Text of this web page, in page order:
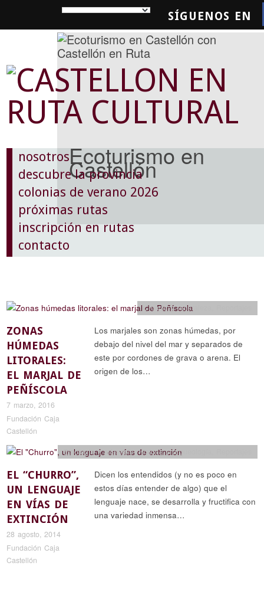
SÍGUENOS EN
Ecoturismo en
Castellón
nosotros
descubre la provincia
colonias de verano 2026
próximas rutas
inscripción en rutas
contacto
ZONAS
HÚMEDAS
LITORALES:
EL MARJAL DE
PEÑÍSCOLA
7 marzo, 2016
Fundación Caja
Castellón
Ciencia y naturaleza
Los marjales son zonas húmedas, por
debajo del nivel del mar y separados de
este por cordones de grava o arena. El
origen de los…
EL “CHURRO”,
UN LENGUAJE
EN VÍAS DE
EXTINCIÓN
28 agosto, 2014
Fundación Caja
Castellón
Etnología y artesanía,Historia y arqueología
Dicen los entendidos (y no es poco en
estos días entender de algo) que el
lenguaje nace, se desarrolla y fructifica con
una variedad inmensa…